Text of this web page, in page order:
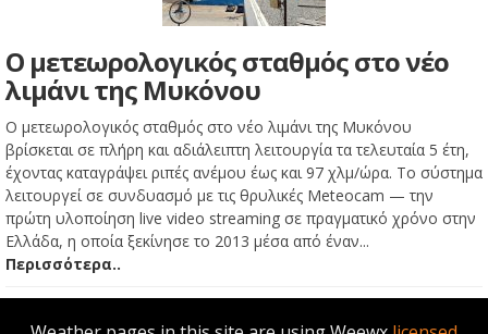
Ο μετεωρολογικός σταθμός στο νέο
λιμάνι της Μυκόνου
Ο μετεωρολογικός σταθμός στο νέο λιμάνι της Μυκόνου
βρίσκεται σε πλήρη και αδιάλειπτη λειτουργία τα τελευταία 5 έτη,
έχοντας καταγράψει ριπές ανέμου έως και 97 χλμ/ώρα. Το σύστημα
λειτουργεί σε συνδυασμό με τις θρυλικές Meteocam — την
πρώτη υλοποίηση live video streaming σε πραγματικό χρόνο στην
Ελλάδα, η οποία ξεκίνησε το 2013 μέσα από έναν...
Περισσότερα..